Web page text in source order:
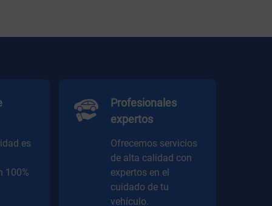
es
100%
Profesionales
expertos
Ofrecemos servicios
de alta calidad con
expertos en el
cuidado de tu
vehículo.